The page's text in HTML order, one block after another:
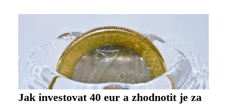
Jak investovat 40 eur a zhodnotit je za